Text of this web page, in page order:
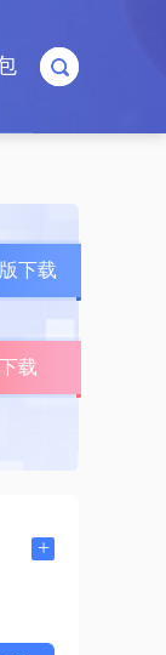
下载
载
+